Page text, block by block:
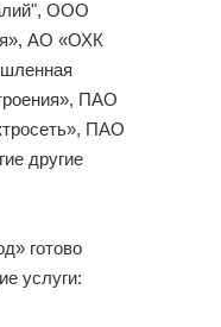
ООО
АО «ОХК
ПАО
ПАО
другие
готово
услуги: